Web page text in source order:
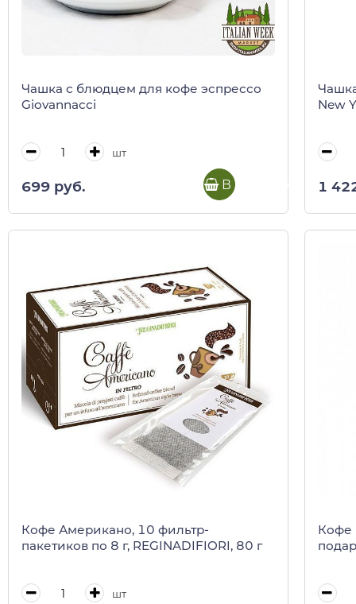
Чашка с блюдцем для кофе эспрессо
Giovannacci
шт
699 руб. В корзину
New
1
Кофе Американо, 10 фильтр-
пакетиков по 8 г, REGINADIFIORI, 80 г
шт
Кофе